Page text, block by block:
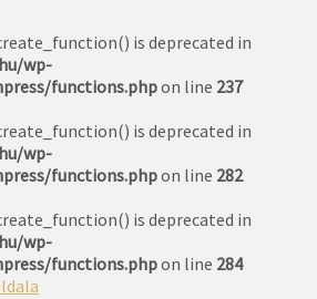
is deprecated in
wp-
functions.phpon line 237
is deprecated in
wp-
functions.phpon line 282
is deprecated in
wp-
functions.phpon line 284